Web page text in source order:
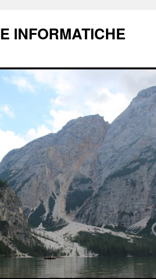
INFORMATICHE